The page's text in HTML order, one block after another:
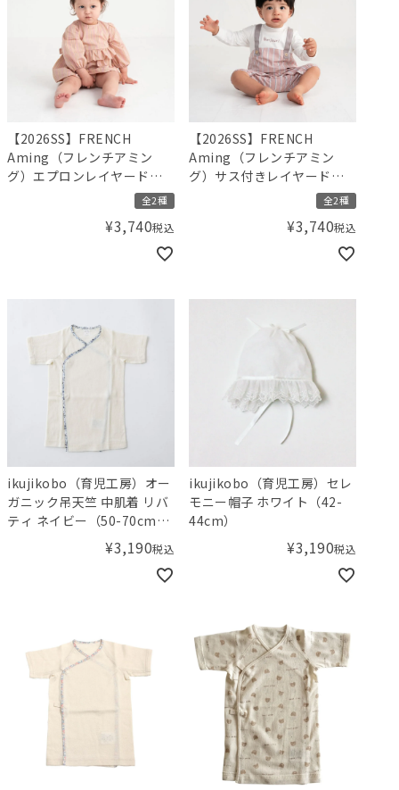
【2026SS】FRENCH
Aming（フレンチアミン
グ）エプロンレイヤード風
全2種
¥3,740税込
【2026SS】FRENCH
Aming（フレンチアミン
グ）サス付きレイヤード風
全2種
¥3,740税込
ikujikobo（育児工房）オー
ガニック吊天竺 中肌着 リバ
ティ ネイビー（50-70cm）
Adelajda（アデラジャ）
¥3,190税込
ikujikobo（育児工房）セレ
モニー帽子 ホワイト（42-
44cm）
¥3,190税込